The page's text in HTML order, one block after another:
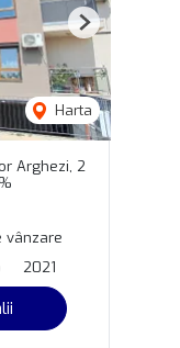
Harta
Next
Arghezi, 2
vânzare
2021